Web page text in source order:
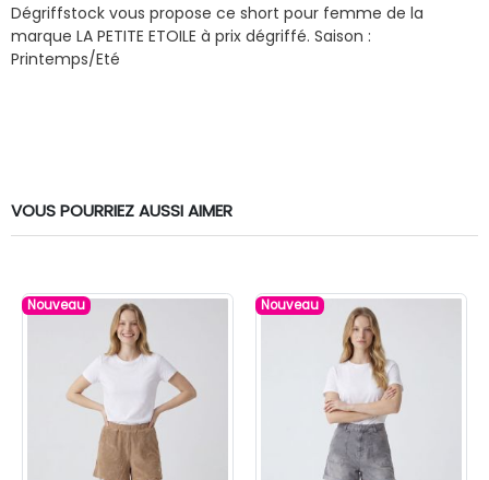
Dégriffstock vous propose ce short pour femme de la
marque LA PETITE ETOILE à prix dégriffé. Saison :
Printemps/Eté
VOUS POURRIEZ AUSSI AIMER
Nouveau Nouveau